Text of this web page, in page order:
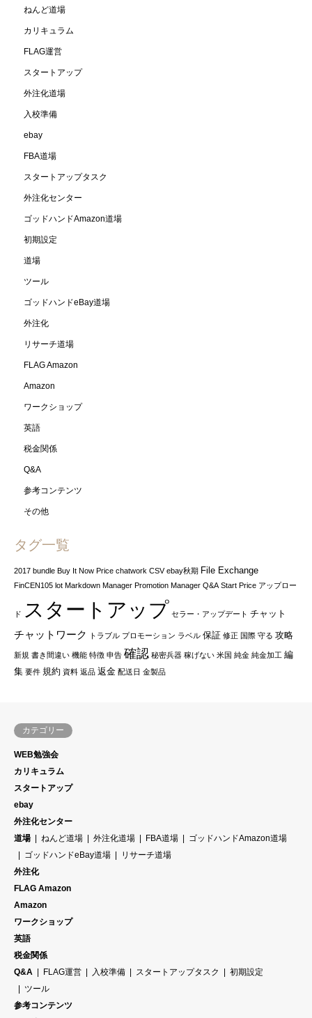
ねんど道場
カリキュラム
FLAG運営
スタートアップ
外注化道場
入校準備
ebay
FBA道場
スタートアップタスク
外注化センター
ゴッドハンドAmazon道場
初期設定
道場
ツール
ゴッドハンドeBay道場
外注化
リサーチ道場
FLAG Amazon
Amazon
ワークショップ
英語
税金関係
Q&A
参考コンテンツ
その他
タグ一覧
2017 bundle Buy It Now Price chatwork CSV ebay秋期 File Exchange
FinCEN105 lot Markdown Manager Promotion Manager Q&A Start Price アップロー
ド スタートアップ セラー・アップデート チャット
チャットワーク トラブル プロモーション ラベル 保証 修正 国際 守る 攻略
新規 書き間違い 機能 特徴 申告 確認 秘密兵器 稼げない 米国 純金 純金加工 編
集 要件 規約 資料 返品 返金 配送日 金製品
カテゴリー
WEB勉強会
カリキュラム
スタートアップ
ebay
外注化センター
道場
ねんど道場 外注化道場 FBA道場
ゴッドハンドAmazon道場
ゴッドハンドeBay道場
リサーチ道場
外注化
FLAG Amazon
Amazon
ワークショップ
英語
税金関係
Q&A
FLAG運営 入校準備 スタートアップタスク
初期設定
ツール
参考コンテンツ